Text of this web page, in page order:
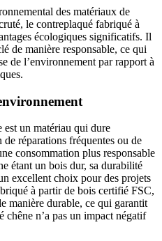
des matériaux de
le contreplaqué fabriqué à
écologiques significatifs. Il
de manière responsable, ce qui
de l’environnement par rapport à
est un matériau qui dure
réparations fréquentes ou de
consommation plus responsable
étant un bois dur, sa durabilité
excellent choix pour des projets
à partir de bois certifié FSC,
manière durable, ce qui garantit
n’a pas un impact négatif